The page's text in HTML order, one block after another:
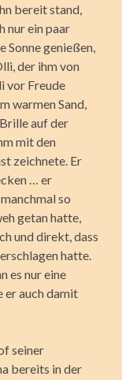
bereit stand,
nur ein paar
Sonne genießen,
der ihm von
vor Freude
warmen Sand,
auf der
mit den
zeichnete. Er
… er
so
getan hatte,
und direkt, dass
hatte.
es nur eine
er auch damit
seiner
bereits in der